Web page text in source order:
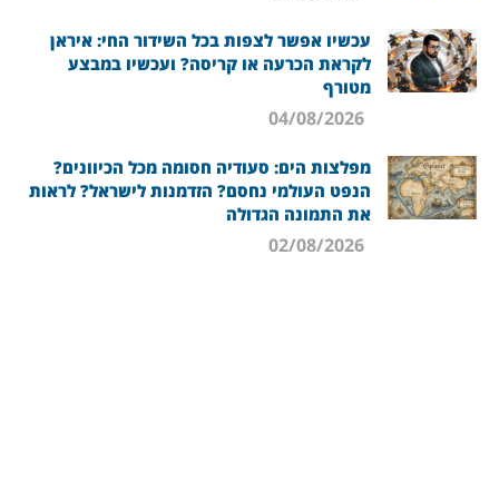
עכשיו אפשר לצפות בכל השידור החי: איראן
לקראת הכרעה או קריסה? ועכשיו במבצע
מטורף
מפלצות הים: סעודיה חסומה מכל הכיוונים?
הנפט העולמי נחסם? הזדמנות לישראל? לראות
את התמונה הגדולה